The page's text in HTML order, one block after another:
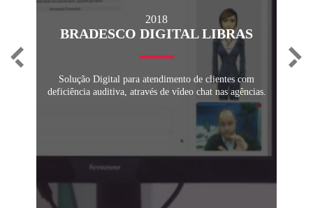
2018
BRADESCO DIGITAL LIBRAS
Solução Digital para atendimento de clientes com
deficiência auditiva, através de vídeo chat nas agências.